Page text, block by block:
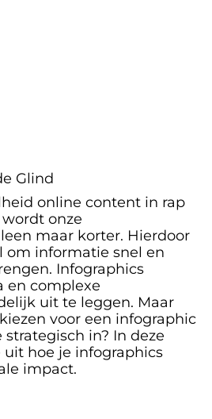
Glind
online content in rap
onze
maar korter. Hierdoor
om informatie snel en
Infographics
en complexe
uit te leggen. Maar
voor een infographic
strategisch in? In deze
hoe je infographics
impact.